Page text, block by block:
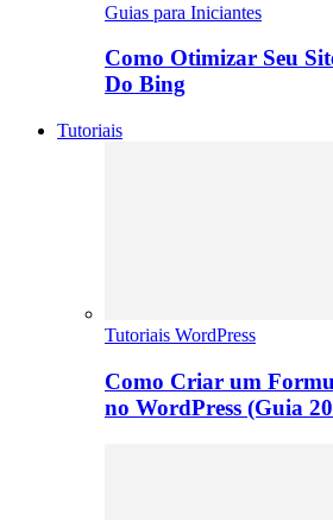
Guias para Iniciantes
Como Otimizar Seu
Do Bing
Tutoriais
Tutoriais WordPress
Como Criar um
no WordPress (Guia